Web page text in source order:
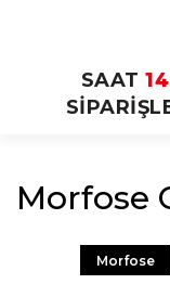
SAAT
Morfose
Morfose